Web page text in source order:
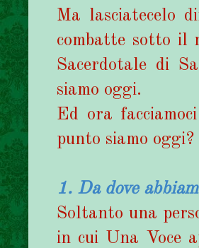
Ma lasciatecelo
combatte sotto il
Sacerdotale di
siamo oggi.
Ed ora
punto siamo
1. Da dove
Soltanto una
in cui Una Voce